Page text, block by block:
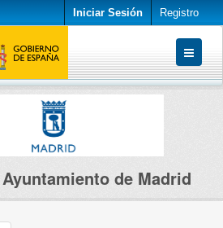
Iniciar Sesión Registro
Ayuntamiento de Madrid